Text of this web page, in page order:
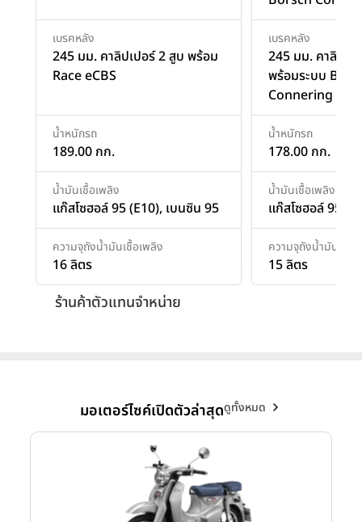
เบรคหลัง
245 มม. คาลิปเปอร์ 2 สูบ พร้อม
Race eCBS
น้ำหนักรถ
189.00 กก.
น้ำมันเชื้อเพลิง
แก๊สโซฮอล์ 95 (E10), เบนซิน 95
ความจุถังน้ำมันเชื้อเพลิง
16 ลิตร
เบรคหลัง
245 มม. คาลิปเ
พร้อมระบบ
Connering ABS
น้ำหนักรถ
178.00 กก.
น้ำมันเชื้อเพลิง
แก๊สโซฮอล์ 95
ความจุถังน้ำมันเชื้อ
15 ลิตร
ร้านค้าตัวแทนจำหน่าย
มอเตอร์ไซค์เปิดตัวล่าสุดดูทั้งหมด